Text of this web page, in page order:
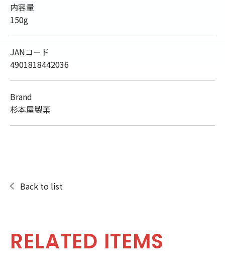
Back to list
内容量
150g
JANコード
4901818442036
Brand
杉本屋製菓
RELATED ITEMS